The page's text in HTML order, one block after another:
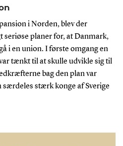
i Norden, blev der
seriøse planer for, at Danmark,
i en union. I første omgang en
tænkt til at skulle udvikle sig til
bag den plan var
særdeles stærk konge af Sverige